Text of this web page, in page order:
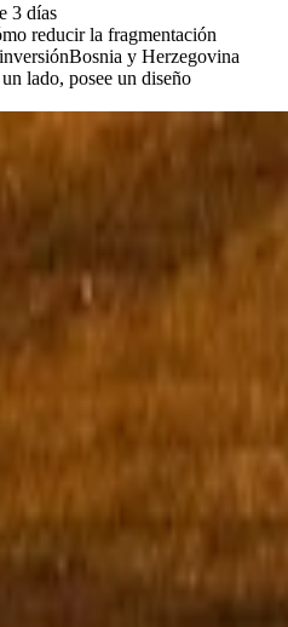
3 días
reducir la fragmentación
y Herzegovina
lado, posee un diseño